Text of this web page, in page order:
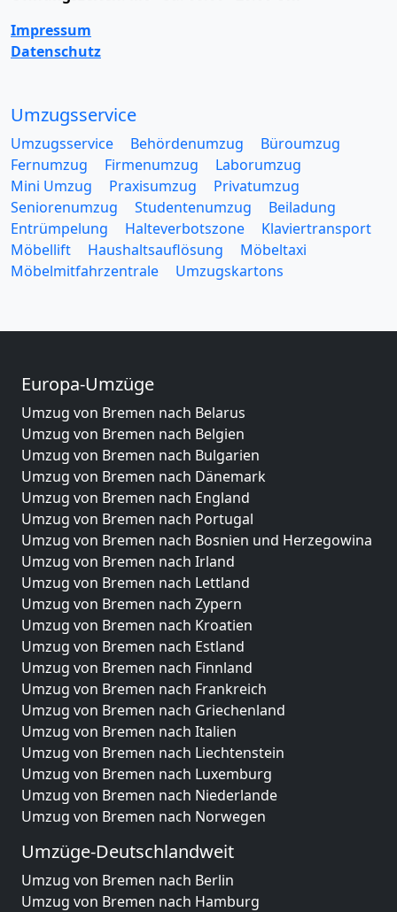
Impressum
Datenschutz
Umzugsservice
Umzugsservice Behördenumzug
Büroumzug
Fernumzug
Firmenumzug
Laborumzug
Mini Umzug
Praxisumzug
Privatumzug
Seniorenumzug
Studentenumzug
Beiladung
Entrümpelung
Halteverbotszone
Klaviertransport
Möbellift
Haushaltsauflösung
Möbeltaxi
Möbelmitfahrzentrale
Umzugskartons
Europa-Umzüge
Umzug von Bremen nach Belarus
Umzug von Bremen nach Belgien
Umzug von Bremen nach Bulgarien
Umzug von Bremen nach Dänemark
Umzug von Bremen nach England
Umzug von Bremen nach Portugal
Umzug von Bremen nach Bosnien und Herzegowina
Umzug von Bremen nach Irland
Umzug von Bremen nach Lettland
Umzug von Bremen nach Zypern
Umzug von Bremen nach Kroatien
Umzug von Bremen nach Estland
Umzug von Bremen nach Finnland
Umzug von Bremen nach Frankreich
Umzug von Bremen nach Griechenland
Umzug von Bremen nach Italien
Umzug von Bremen nach Liechtenstein
Umzug von Bremen nach Luxemburg
Umzug von Bremen nach Niederlande
Umzug von Bremen nach Norwegen
Umzüge-Deutschlandweit
Umzug von Bremen nach Berlin
Umzug von Bremen nach Hamburg